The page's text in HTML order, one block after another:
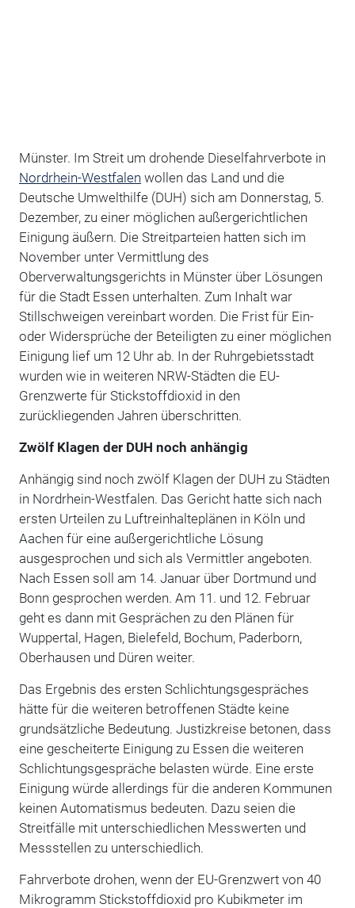
Münster. Im Streit um drohende Dieselfahrverbote in
Nordrhein-Westfalen wollen das Land und die
Deutsche Umwelthilfe (DUH) sich am Donnerstag, 5.
Dezember, zu einer möglichen außergerichtlichen
Einigung äußern. Die Streitparteien hatten sich im
November unter Vermittlung des
Oberverwaltungsgerichts in Münster über Lösungen
für die Stadt Essen unterhalten. Zum Inhalt war
Stillschweigen vereinbart worden. Die Frist für Ein-
oder Widersprüche der Beteiligten zu einer möglichen
Einigung lief um 12 Uhr ab. In der Ruhrgebietsstadt
wurden wie in weiteren NRW-Städten die EU-
Grenzwerte für Stickstoffdioxid in den
zurückliegenden Jahren überschritten.
Zwölf Klagen der DUH noch anhängig
Anhängig sind noch zwölf Klagen der DUH zu Städten
in Nordrhein-Westfalen. Das Gericht hatte sich nach
ersten Urteilen zu Luftreinhalteplänen in Köln und
Aachen für eine außergerichtliche Lösung
ausgesprochen und sich als Vermittler angeboten.
Nach Essen soll am 14. Januar über Dortmund und
Bonn gesprochen werden. Am 11. und 12. Februar
geht es dann mit Gesprächen zu den Plänen für
Wuppertal, Hagen, Bielefeld, Bochum, Paderborn,
Oberhausen und Düren weiter.
Das Ergebnis des ersten Schlichtungsgespräches
hätte für die weiteren betroffenen Städte keine
grundsätzliche Bedeutung. Justizkreise betonen, dass
eine gescheiterte Einigung zu Essen die weiteren
Schlichtungsgespräche belasten würde. Eine erste
Einigung würde allerdings für die anderen Kommunen
keinen Automatismus bedeuten. Dazu seien die
Streitfälle mit unterschiedlichen Messwerten und
Messstellen zu unterschiedlich.
Fahrverbote drohen, wenn der EU-Grenzwert von 40
Mikrogramm Stickstoffdioxid pro Kubikmeter im